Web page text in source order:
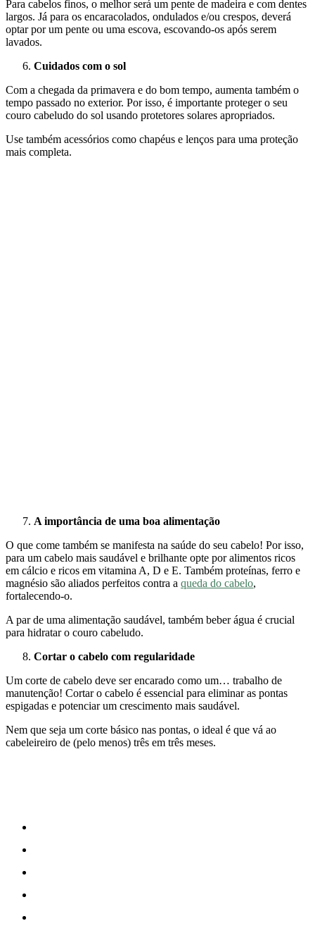
Para cabelos finos, o melhor será um pente de madeira e com dentes
largos. Já para os encaracolados, ondulados e/ou crespos, deverá
optar por um pente ou uma escova, escovando-os após serem
lavados.
Cuidados com o sol
Com a chegada da primavera e do bom tempo, aumenta também o
tempo passado no exterior. Por isso, é importante proteger o seu
couro cabeludo do sol usando protetores solares apropriados.
Use também acessórios como chapéus e lenços para uma proteção
mais completa.
A importância de uma boa alimentação
O que come também se manifesta na saúde do seu cabelo! Por isso,
para um cabelo mais saudável e brilhante opte por alimentos ricos
em cálcio e ricos em vitamina A, D e E. Também proteínas, ferro e
magnésio são aliados perfeitos contra a queda do cabelo,
fortalecendo-o.
A par de uma alimentação saudável, também beber água é crucial
para hidratar o couro cabeludo.
Cortar o cabelo com regularidade
Um corte de cabelo deve ser encarado como um… trabalho de
manutenção! Cortar o cabelo é essencial para eliminar as pontas
espigadas e potenciar um crescimento mais saudável.
Nem que seja um corte básico nas pontas, o ideal é que vá ao
cabeleireiro de (pelo menos) três em três meses.